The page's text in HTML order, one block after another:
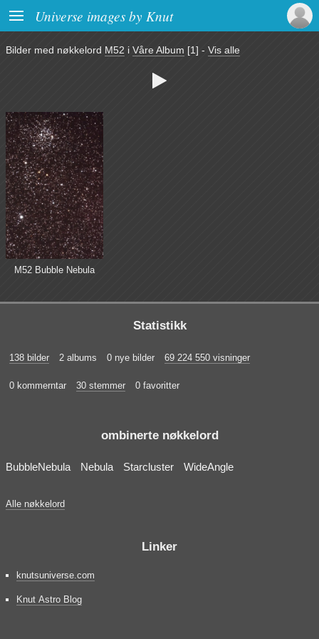
 Universe images by Knut
Bilder med nøkkelord M52 i Våre Album [1] - Vis alle

M52 Bubble Nebula
Statistikk
138 bilder 2 albums 0 nye bilder 69 224 550 visninger
0 kommerntar 30 stemmer 0 favoritter
ombinerte nøkkelord
BubbleNebula Nebula Starcluster WideAngle
Alle nøkkelord
Linker
knutsuniverse.com
Knut Astro Blog